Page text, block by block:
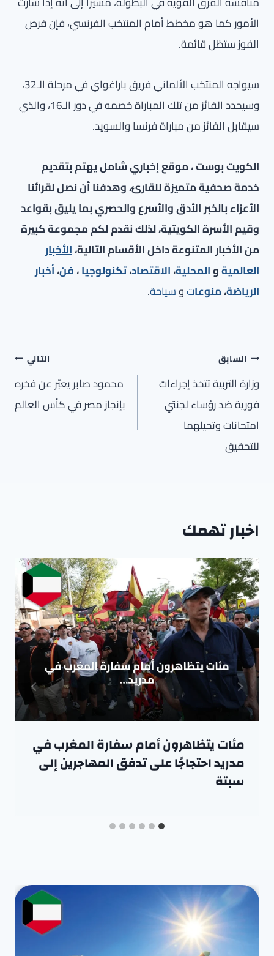
الأمور كما هو مخطط أمام المنتخب الفرنسي، فإن فرص
الفوز ستظل قائمة.
سيواجه المنتخب الألماني فريق باراغواي في مرحلة الـ32،
وسيحدد الفائز من تلك المباراة خصمه في دور الـ16، والذي
سيقابل الفائز من مباراة فرنسا والسويد.
الكويت بوست ، موقع إخباري شامل يهتم بتقديم
خدمة صحفية متميزة للقارئ، وهدفنا أن نصل لقرائنا
الأعزاء بالخبر الأدق والأسرع والحصري بما يليق بقواعد
وقيم الأسرة الكويتية، لذلك نقدم لكم مجموعة كبيرة
من الأخبار المتنوعة داخل الأقسام التالية،الأخبار
العالميةوالمحلية،الاقتصاد،تكنولوجيا،فن،أخبار
الرياضة،منوعاتوسياحة.
تصفّح
المقالات
السابق
وزارة التربية تتخذ إجراءات
فورية ضد رؤساء لجنتي
امتحانات وتحيلهما
للتحقيق
التالي
محمود صابر يعبّر عن فخره
بإنجاز مصر في كأس العالم
اخبار تهمك
مئات يتظاهرون أمام سفارة المغرب في
مدريد احتجاجًا على تدفق المهاجرين إلى
سبتة